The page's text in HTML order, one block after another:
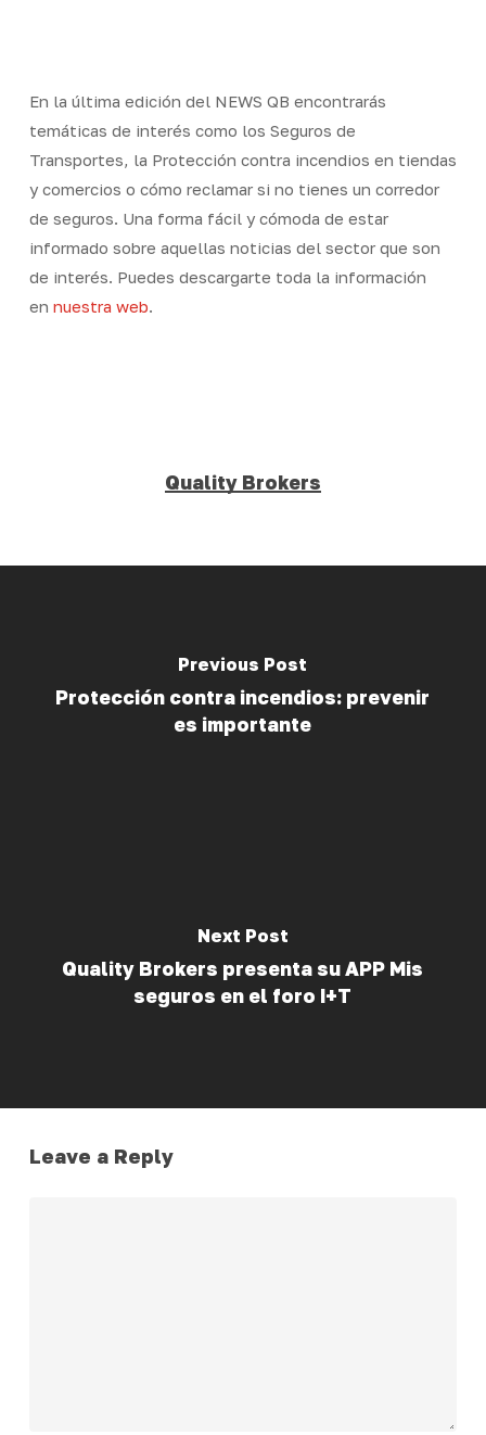
contentEn la última edición del NEWS QB encontrarás
temáticas de interés como los Seguros de
Transportes, la Protección contra incendios en tiendas
y comercios o cómo reclamar si no tienes un corredor
de seguros. Una forma fácil y cómoda de estar
informado sobre aquellas noticias del sector que son
de interés. Puedes descargarte toda la información
en nuestra web.
Quality Brokers
Previous Post
Protección contra incendios: prevenir
es importante
Next Post
Quality Brokers presenta su APP Mis
seguros en el foro I+T
Leave a Reply